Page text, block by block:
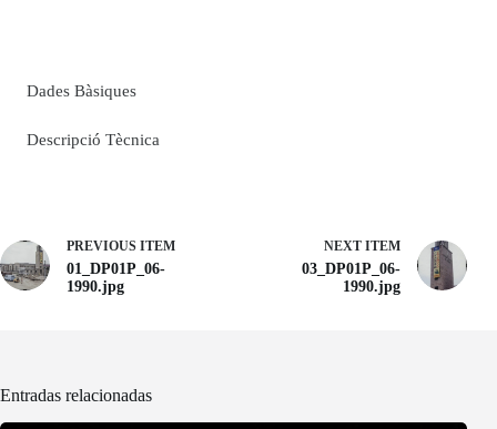
Dades Bàsiques
Descripció Tècnica
PREVIOUS ITEM
01_DP01P_06-
1990.jpg
NEXT ITEM
03_DP01P_06-
1990.jpg
Entradas relacionadas